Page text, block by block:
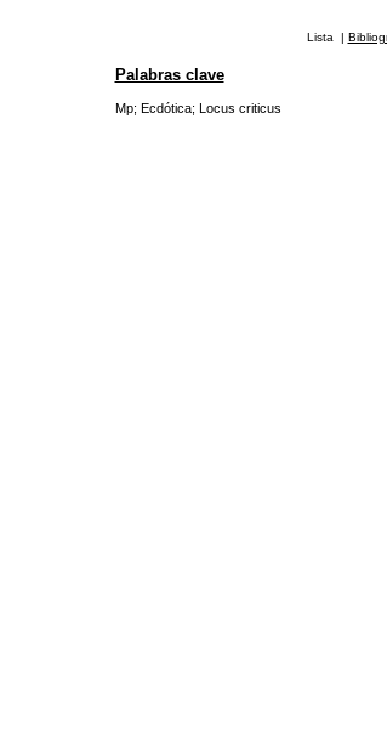
Lista |
Palabras clave
Mp; Ecdótica; Locus criticus